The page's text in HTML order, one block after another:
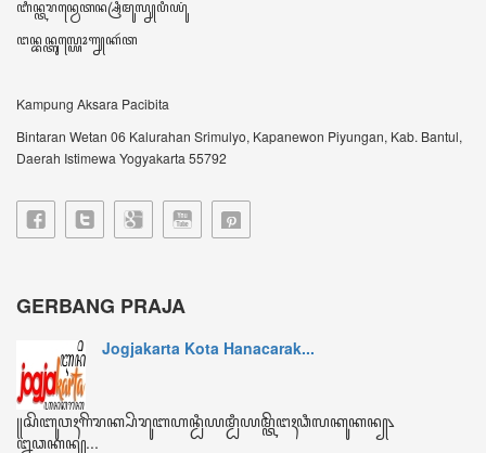
Sultan HB X: Aksara Jawa...
VIDEO TERBARU ꦮ꦳ꦶꦣꦶꦪꦺꦴꦠꦼꦂꦧꦫꦸ
ꦏꦼꦩꦫꦶꦤ꧀ Kemarin
ꦩꦶꦁꦒꦸꦆꦤꦶ Minggu ini
ꦧꦸꦭꦤ꧀ꦆꦤꦶ Bulan ini
ꦏꦼꦱꦼꦭꦸꦫꦸꦲꦤ꧀ Keseluruhan
605065